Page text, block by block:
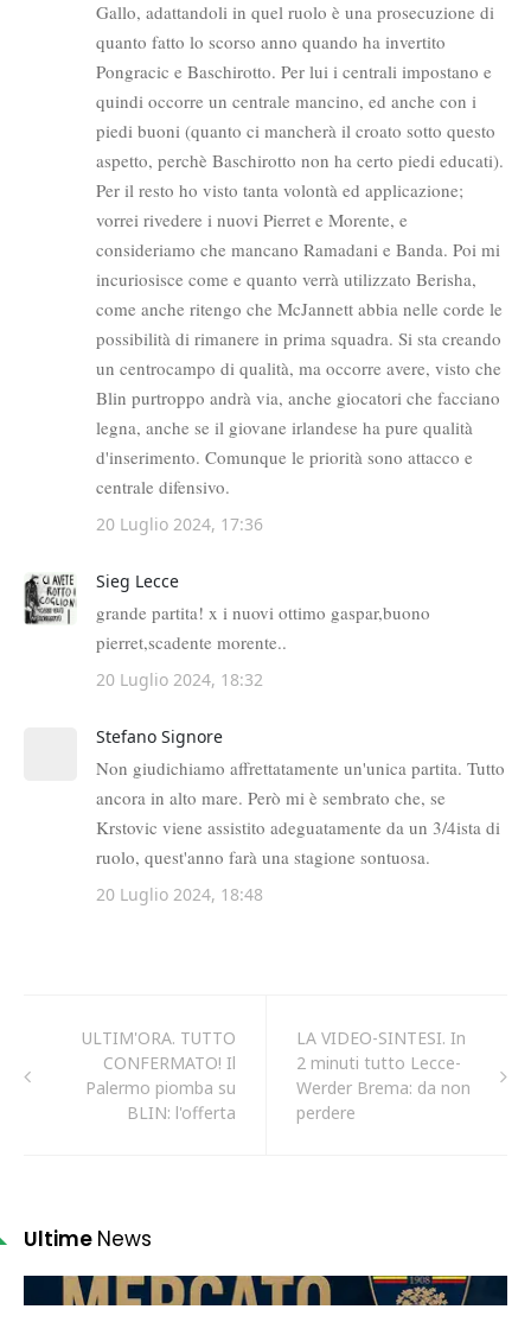
ULTIM'ORA. TUTTO
CONFERMATO! Il
Palermo piomba su
BLIN: l'offerta
LA VIDEO-SINTESI. In
2 minuti tutto Lecce-
Werder Brema: da non
perdere
Ultime News